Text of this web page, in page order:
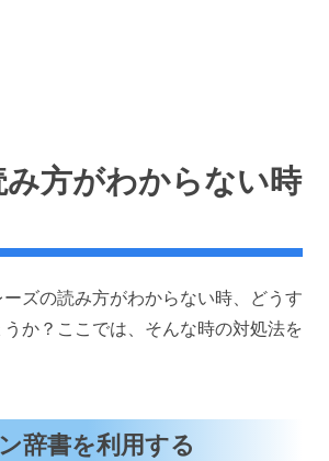
方がわからない時
ズの読み方がわからない時、どうす
か？ここでは、そんな時の対処法を
辞書を利用する